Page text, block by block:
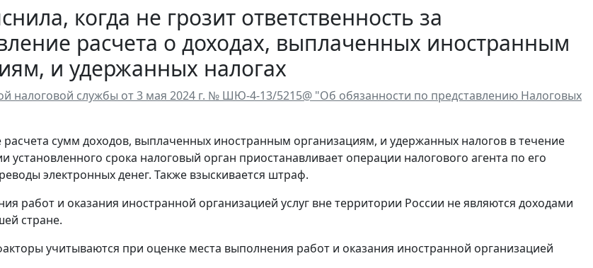
когда не грозит ответственность за
расчета о доходах, выплаченных иностранным
и удержанных налогах
налоговой службы от 3 мая 2024 г. № ШЮ-4-13/5215@ "Об обязанности по представлению Налоговых
расчета сумм доходов, выплаченных иностранным организациям, и удержанных налогов в течение
установленного срока налоговый орган приостанавливает операции налогового агента по его
электронных денег. Также взыскивается штраф.
работ и оказания иностранной организацией услуг вне территории России не являются доходами
стране.
учитываются при оценке места выполнения работ и оказания иностранной организацией